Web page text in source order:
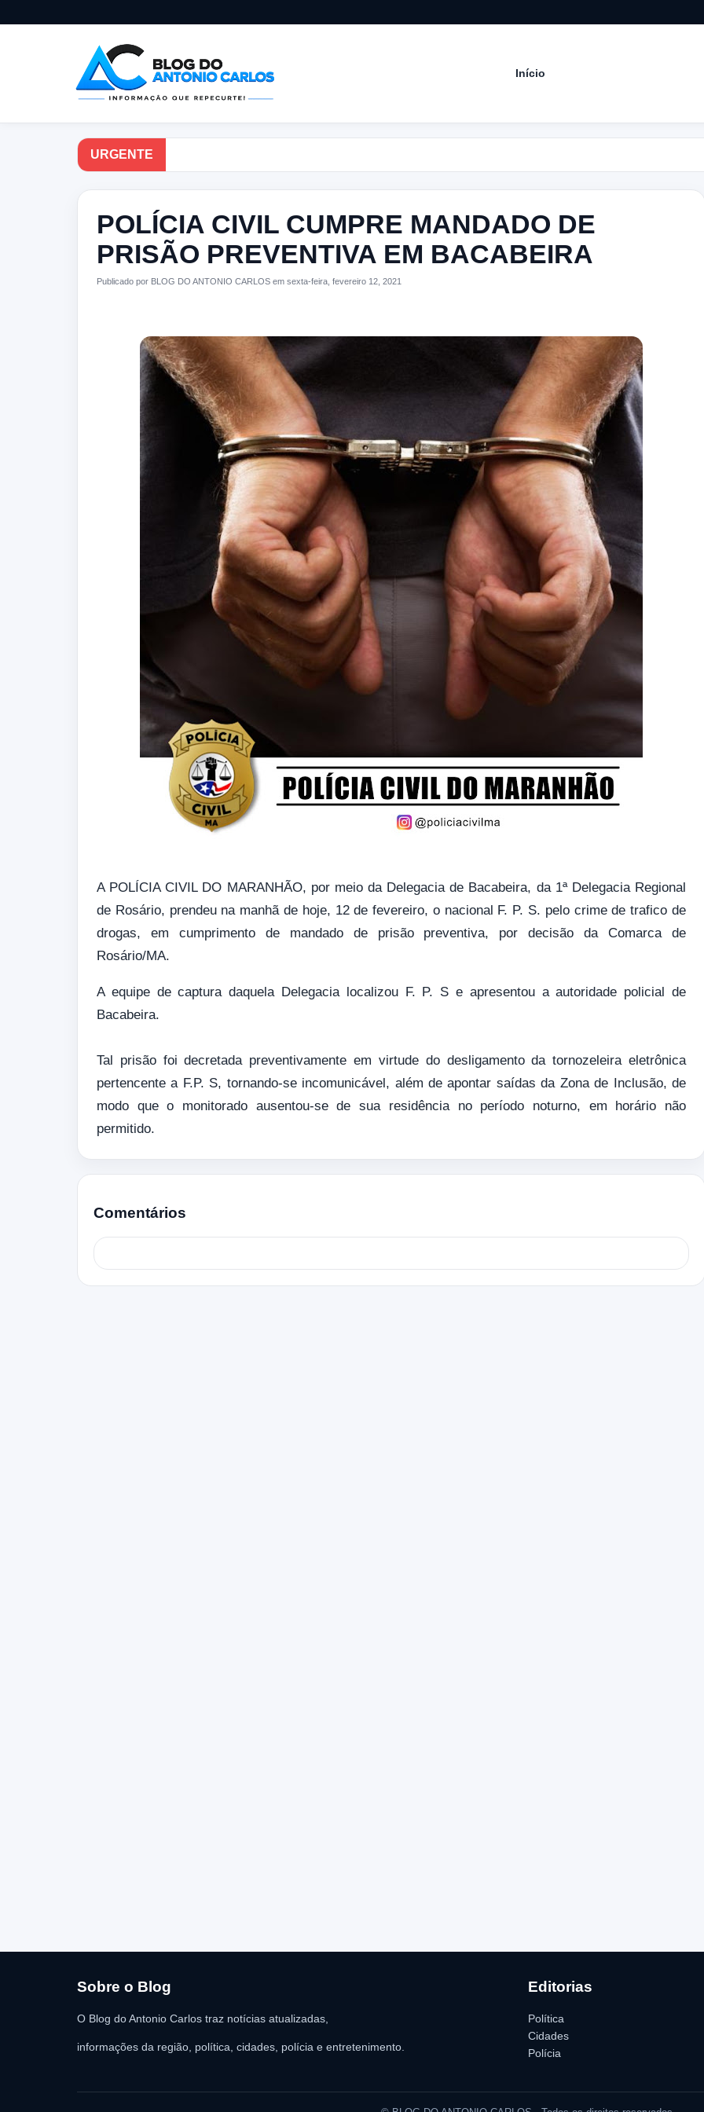
Início
URGENTE
POLÍCIA CIVIL CUMPRE MANDADO DE
PRISÃO PREVENTIVA EM BACABEIRA
Publicado por BLOG DO ANTONIO CARLOS em sexta-feira, fevereiro 12, 2021
A POLÍCIA CIVIL DO MARANHÃO, por meio da Delegacia de Bacabeira, da 1ª Delegacia Regional
de Rosário, prendeu na manhã de hoje, 12 de fevereiro, o nacional F. P. S. pelo crime de trafico de
drogas, em cumprimento de mandado de prisão preventiva, por decisão da Comarca de
Rosário/MA.
A equipe de captura daquela Delegacia localizou F. P. S e apresentou a autoridade policial de
Bacabeira.
Tal prisão foi decretada preventivamente em virtude do desligamento da tornozeleira eletrônica
pertencente a F.P. S, tornando-se incomunicável, além de apontar saídas da Zona de Inclusão, de
modo que o monitorado ausentou-se de sua residência no período noturno, em horário não
permitido.
Comentários
Sobre o Blog
O Blog do Antonio Carlos traz notícias atualizadas,
informações da região, política, cidades, polícia e entretenimento.
Editorias
Política
Cidades
Polícia